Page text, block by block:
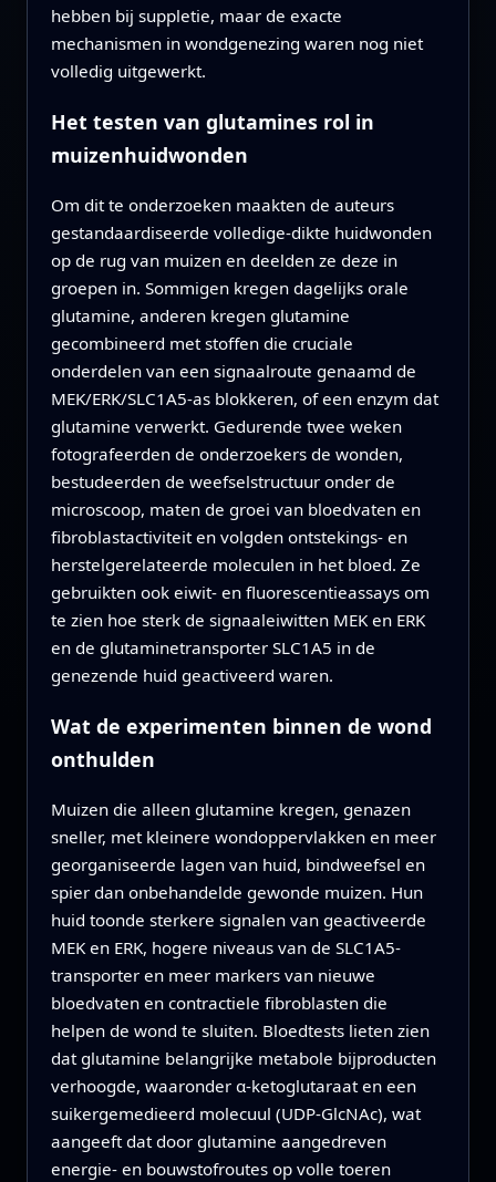
hebben bij suppletie, maar de exacte
mechanismen in wondgenezing waren nog niet
volledig uitgewerkt.
Het testen van glutamines rol in
muizenhuidwonden
Om dit te onderzoeken maakten de auteurs
gestandaardiseerde volledige-dikte huidwonden
op de rug van muizen en deelden ze deze in
groepen in. Sommigen kregen dagelijks orale
glutamine, anderen kregen glutamine
gecombineerd met stoffen die cruciale
onderdelen van een signaalroute genaamd de
MEK/ERK/SLC1A5-as blokkeren, of een enzym dat
glutamine verwerkt. Gedurende twee weken
fotografeerden de onderzoekers de wonden,
bestudeerden de weefselstructuur onder de
microscoop, maten de groei van bloedvaten en
fibroblastactiviteit en volgden ontstekings- en
herstelgerelateerde moleculen in het bloed. Ze
gebruikten ook eiwit- en fluorescentieassays om
te zien hoe sterk de signaaleiwitten MEK en ERK
en de glutaminetransporter SLC1A5 in de
genezende huid geactiveerd waren.
Wat de experimenten binnen de wond
onthulden
Muizen die alleen glutamine kregen, genazen
sneller, met kleinere wondoppervlakken en meer
georganiseerde lagen van huid, bindweefsel en
spier dan onbehandelde gewonde muizen. Hun
huid toonde sterkere signalen van geactiveerde
MEK en ERK, hogere niveaus van de SLC1A5-
transporter en meer markers van nieuwe
bloedvaten en contractiele fibroblasten die
helpen de wond te sluiten. Bloedtests lieten zien
dat glutamine belangrijke metabole bijproducten
verhoogde, waaronder α-ketoglutaraat en een
suikergemedieerd molecuul (UDP-GlcNAc), wat
aangeeft dat door glutamine aangedreven
energie- en bouwstofroutes op volle toeren